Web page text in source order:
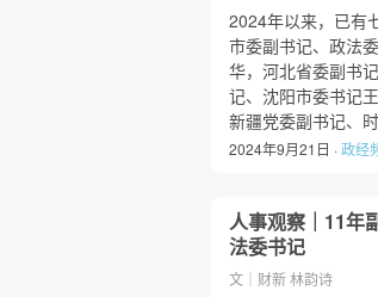
2024年以来，已有
市委副书记、政法
华，河北省委副书记
记、沈阳市委书记
新疆党委副书记、
2024年9月21日 ·政经
人事观察｜11年
法委书记
文｜财新 林韵诗